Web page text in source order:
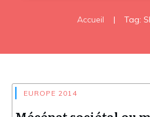
Accueil | Tag:
EUROPE 2014